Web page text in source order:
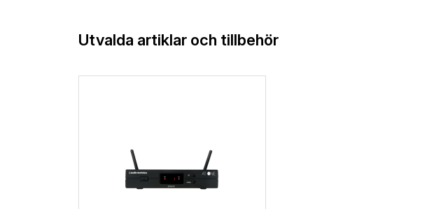
Utvalda artiklar och tillbehör